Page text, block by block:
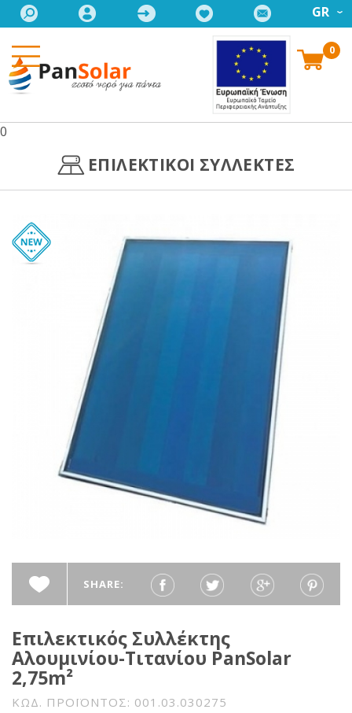
GR
0
0
ΕΠΙΛΕΚΤΙΚΟΙ ΣΥΛΛΕΚΤΕΣ
SHARE:
Επιλεκτικός Συλλέκτης
Αλουμινίου-Τιτανίου PanSolar
2,75m²
ΚΩΔ. ΠΡΟΪΟΝΤΟΣ: 001.03.030275